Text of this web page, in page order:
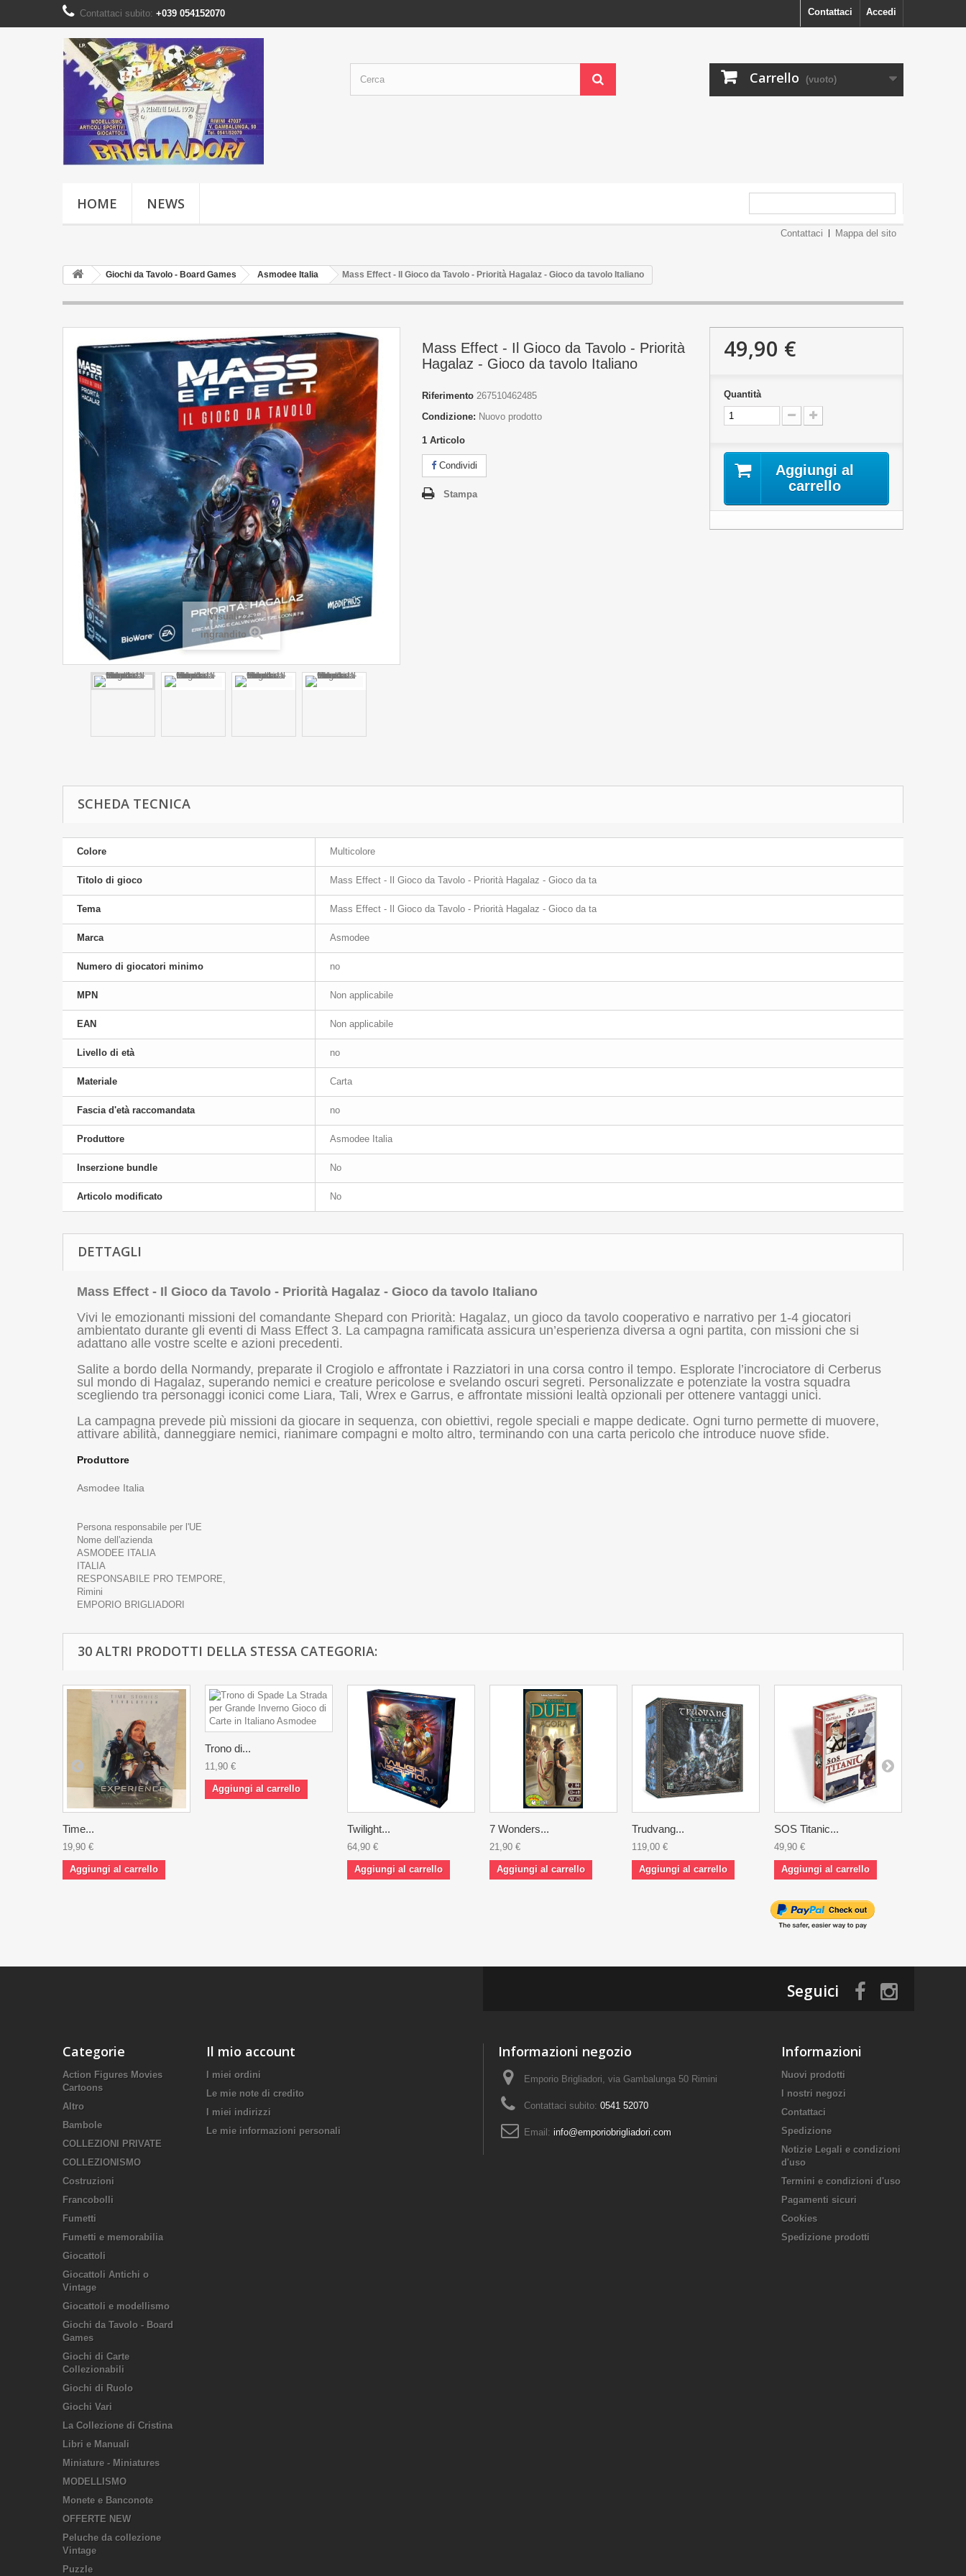
Accedi
Contattaci
Contattaci subito: +039 054152070
Carrello (vuoto)
HOME NEWS
Contattaci Mappa del sito
Giochi da Tavolo - Board Games Asmodee Italia Mass Effect - Il Gioco da Tavolo - Priorità Hagalaz - Gioco da tavolo Italiano
Visualizza
ingrandito
Mass Effect - Il Gioco da Tavolo - Priorità
Hagalaz - Gioco da tavolo Italiano
Riferimento 267510462485
Condizione: Nuovo prodotto
1 Articolo
Condividi
Stampa
49,90 €
Quantità
Aggiungi al
carrello
SCHEDA TECNICA
Colore Multicolore
Titolo di gioco Mass Effect - Il Gioco da Tavolo - Priorità Hagalaz - Gioco da ta
Tema Mass Effect - Il Gioco da Tavolo - Priorità Hagalaz - Gioco da ta
Marca Asmodee
Numero di giocatori minimo no
MPN Non applicabile
EAN Non applicabile
Livello di età no
Materiale Carta
Fascia d'età raccomandata no
Produttore Asmodee Italia
Inserzione bundle No
Articolo modificato No
DETTAGLI
Mass Effect - Il Gioco da Tavolo - Priorità Hagalaz - Gioco da tavolo Italiano
Vivi le emozionanti missioni del comandante Shepard con Priorità: Hagalaz, un gioco da tavolo cooperativo e narrativo per 1-4 giocatori
ambientato durante gli eventi di Mass Effect 3. La campagna ramificata assicura un’esperienza diversa a ogni partita, con missioni che si
adattano alle vostre scelte e azioni precedenti.
Salite a bordo della Normandy, preparate il Crogiolo e affrontate i Razziatori in una corsa contro il tempo. Esplorate l’incrociatore di Cerberus
sul mondo di Hagalaz, superando nemici e creature pericolose e svelando oscuri segreti. Personalizzate e potenziate la vostra squadra
scegliendo tra personaggi iconici come Liara, Tali, Wrex e Garrus, e affrontate missioni lealtà opzionali per ottenere vantaggi unici.
La campagna prevede più missioni da giocare in sequenza, con obiettivi, regole speciali e mappe dedicate. Ogni turno permette di muovere,
attivare abilità, danneggiare nemici, rianimare compagni e molto altro, terminando con una carta pericolo che introduce nuove sfide.
Produttore
Asmodee Italia
Persona responsabile per l'UE
Nome dell'azienda
ASMODEE ITALIA
ITALIA
RESPONSABILE PRO TEMPORE,
Rimini
EMPORIO BRIGLIADORI
30 ALTRI PRODOTTI DELLA STESSA CATEGORIA:
Time...
19,90 €
Aggiungi al carrello
Trono di...
11,90 €
Aggiungi al carrello
Twilight...
64,90 €
Aggiungi al carrello
7 Wonders...
21,90 €
Aggiungi al carrello
Trudvang...
119,00 €
Aggiungi al carrello
SOS Titanic...
49,90 €
Aggiungi al carrello
Seguici
Categorie
Action Figures Movies
Cartoons
Altro
Bambole
COLLEZIONI PRIVATE
COLLEZIONISMO
Costruzioni
Francobolli
Fumetti
Fumetti e memorabilia
Giocattoli
Giocattoli Antichi o
Vintage
Giocattoli e modellismo
Giochi da Tavolo - Board
Games
Giochi di Carte
Collezionabili
Giochi di Ruolo
Giochi Vari
La Collezione di Cristina
Libri e Manuali
Miniature - Miniatures
MODELLISMO
Monete e Banconote
OFFERTE NEW
Peluche da collezione
Vintage
Puzzle
Il mio account
I miei ordini
Le mie note di credito
I miei indirizzi
Le mie informazioni personali
Informazioni negozio
Emporio Brigliadori, via Gambalunga 50 Rimini
Contattaci subito: 0541 52070
Email: info@emporiobrigliadori.com
Informazioni
Nuovi prodotti
I nostri negozi
Contattaci
Spedizione
Notizie Legali e condizioni
d'uso
Termini e condizioni d'uso
Pagamenti sicuri
Cookies
Spedizione prodotti